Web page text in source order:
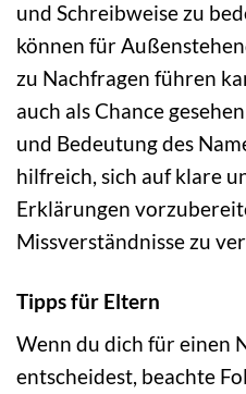
und Schreibweise zu
können für
zu Nachfragen führen
auch als Chance
und Bedeutung des
hilfreich, sich auf klare
Erklärungen
Missverständnisse zu
Tipps für Eltern
Wenn du dich für einen
entscheidest, beachte